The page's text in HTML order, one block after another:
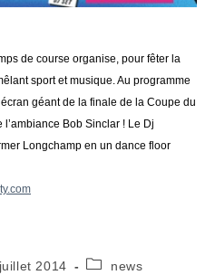
de course organise, pour fêter la
sport et musique. Au programme
géant de la finale de la Coupe du
l’ambiance Bob Sinclar ! Le Dj
Longchamp en un dance floor
2014
Postnews